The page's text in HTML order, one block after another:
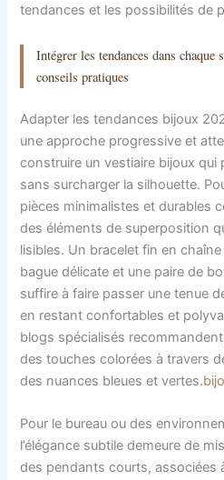
tendances et les possibilités de
Intégrer les tendances dans chaque
conseils pratiques
Adapter les tendances bijoux
une approche progressive et
construire un vestiaire bijoux qui
sans surcharger la silhouette.
pièces minimalistes et durables
des éléments de superposition
lisibles. Un bracelet fin en
bague délicate et une paire de
suffire à faire passer une tenue
en restant confortables et
blogs spécialisés
des touches colorées à travers
des nuances bleues et vertes.
Pour le bureau ou des
l’élégance subtile demeure de
des pendants courts, associées